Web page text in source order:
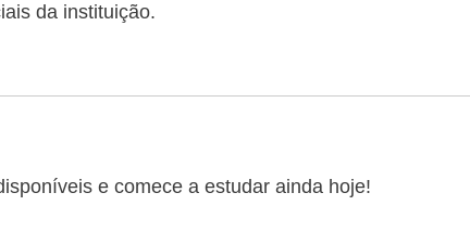
da instituição.
e comece a estudar ainda hoje!